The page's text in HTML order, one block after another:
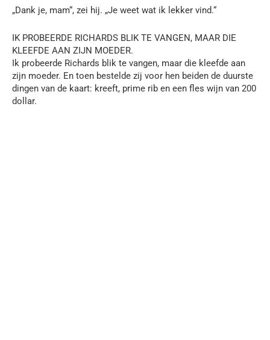
„Dank je, mam“, zei hij. „Je weet wat ik lekker vind.“
IK PROBEERDE RICHARDS BLIK TE VANGEN, MAAR DIE
KLEEFDE AAN ZIJN MOEDER.
Ik probeerde Richards blik te vangen, maar die kleefde aan
zijn moeder. En toen bestelde zij voor hen beiden de duurste
dingen van de kaart: kreeft, prime rib en een fles wijn van 200
dollar.